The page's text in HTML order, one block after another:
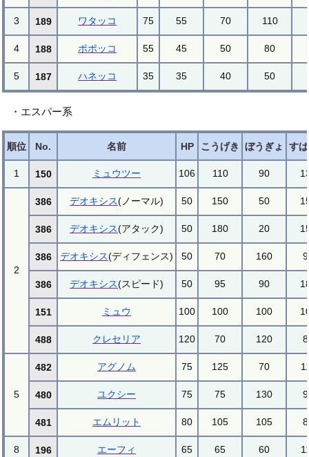
3 189 ワタッコ 75 55 70 110
4 188 ポポッコ 55 45 50 80
5 187 ハネッコ 35 35 40 50
・エスパー系
順位 No. 名前 HP こうげき ぼうぎょ す
1 150 ミュウツー 106 110 90
2
386 デオキシス(ノーマル) 50 150 50
386 デオキシス(アタック) 50 180 20
386 デオキシス(ディフェンス) 50 70 160
386 デオキシス(スピード) 50 95 90
151 ミュウ 100 100 100
488 クレセリア 120 70 120
5
482 アグノム 75 125 70
480 ユクシー 75 75 130
481 エムリット 80 105 105
8 196 エーフィ 65 65 60